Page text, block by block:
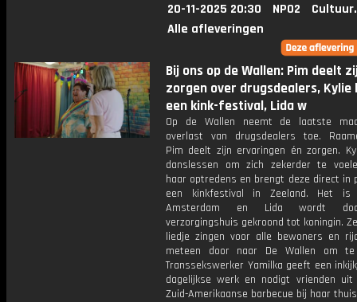
20-11-2025 20:30 NPO2
Alle afleveringen
Bij ons op de Wallen: Pim deelt
zorgen over drugsdealers,
een kink-festival, Lida w
Op de Wallen neemt de laatste
overlast van drugsdealers toe.
Pim deelt zijn ervaringen én zorgen.
danslessen om zich zekerder te
haar optredens en brengt deze direct in
een kinkfestival in Zeeland. Het
Amsterdam en Lida wordt
verzorgingshuis gekroond tot koningin.
liedje zingen voor alle bewoners en
meteen door naar De Wallen om
Transsekswerker Yamilka geeft een
dagelijkse werk en nodigt vrienden
Zuid-Amerikaanse barbecue bij haar